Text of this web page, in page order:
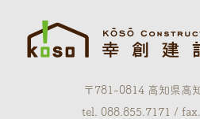
〒781-0814 高知県高
tel. 088.855.7171 /